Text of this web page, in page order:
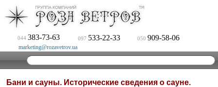
044 383-73-63 097 533-22-33 050 909-58-06
marketing@rozavetrov.ua
Бани и сауны. Исторические сведения о сауне.